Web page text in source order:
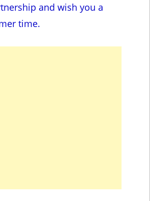
and wish you a
time.